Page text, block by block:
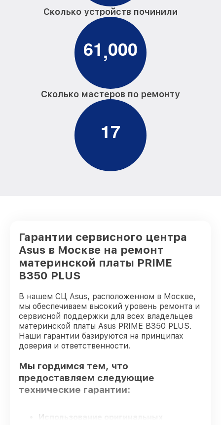
Сколько устройств починили
61,000
Сколько мастеров по ремонту
17
Гарантии сервисного центра
Asus в Москве на ремонт
материнской платы PRIME
B350 PLUS
В нашем СЦ Asus, расположенном в Москве,
мы обеспечиваем высокий уровень ремонта и
сервисной поддержки для всех владельцев
материнской платы Asus PRIME B350 PLUS.
Наши гарантии базируются на принципах
доверия и ответственности.
Мы гордимся тем, что
предоставляем следующие
технические гарантии: